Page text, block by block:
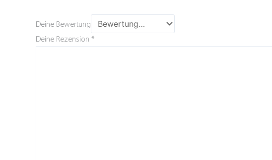
Deine Bewertung
Deine Rezension *